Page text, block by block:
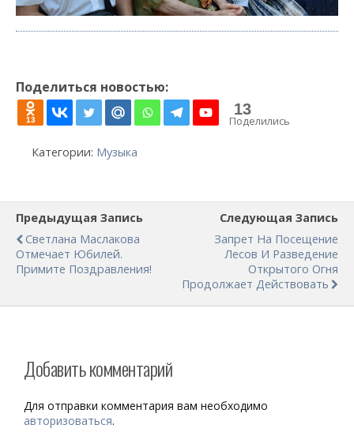
Поделиться новостью:
13
13
Поделились
Категории: Музыка
Предыдущая Запись
Светлана Маслакова
Отмечает Юбилей.
Примите Поздравления!
Следующая Запись
Запрет На Посещение
Лесов И Разведение
Открытого Огня
Продолжает Действовать
Добавить комментарий
Для отправки комментария вам необходимо
авторизоваться.